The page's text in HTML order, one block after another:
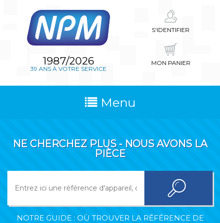
1987/2026
39 ANS À VOTRE SERVICE
S'IDENTIFIER
MON PANIER
Menu
NE CHERCHEZ PLUS - NOUS AVONS LA
PIÈCE
NOTRE GUIDE : OÙ TROUVER LA RÉFÉRENCE DE